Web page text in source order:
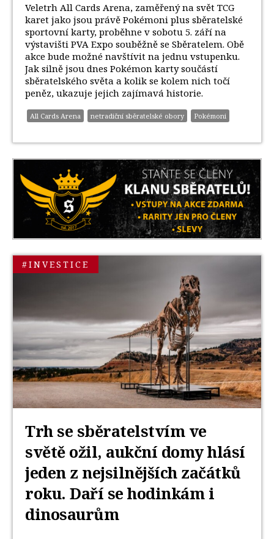
Veletrh All Cards Arena, zaměřený na svět TCG
karet jako jsou právě Pokémoni plus sběratelské
sportovní karty, proběhne v sobotu 5. září na
výstavišti PVA Expo souběžně se Sběratelem. Obě
akce bude možné navštívit na jednu vstupenku.
Jak silně jsou dnes Pokémon karty součástí
sběratelského světa a kolik se kolem nich točí
peněz, ukazuje jejich zajímavá historie.
All Cards Arena netradiční sběratelské obory Pokémoni
#INVESTICE
Trh se sběratelstvím ve
světě ožil, aukční domy hlásí
jeden z nejsilnějších začátků
roku. Daří se hodinkám i
dinosaurům